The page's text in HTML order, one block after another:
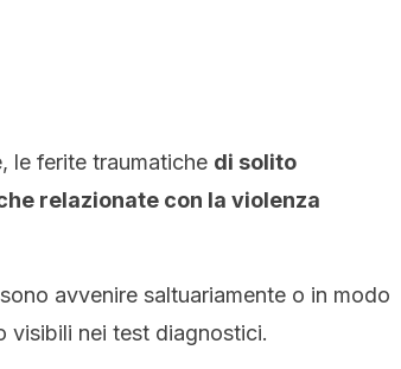
le ferite traumatiche di solito
relazionate con la violenza
avvenire saltuariamente o in modo
visibili nei test diagnostici.